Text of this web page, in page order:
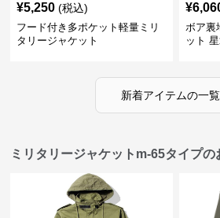
¥5,250 (税込)
フード付き多ポケット軽量ミリ
タリージャケット
¥
ボア裏
ット
新着アイテムの一
ミリタリージャケットm-65タイプの